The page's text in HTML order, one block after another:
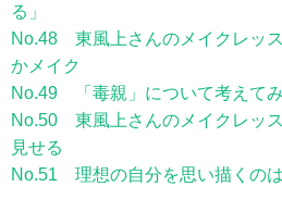
る」
No.48 東風上さんのメイクレッ
かメイク
No.49 「毒親」について考えて
No.50 東風上さんのメイクレッ
見せる
No.51 理想の自分を思い描くの